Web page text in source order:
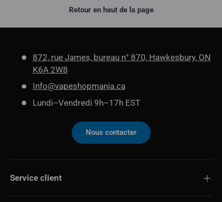
Retour en haut de la page
872, rue James, bureau n° 870, Hawkesbury, ON
K6A 2W8
Info@vapeshopmania.ca
Lundi–Vendredi 9h–17h EST
Nous contacter
Service client